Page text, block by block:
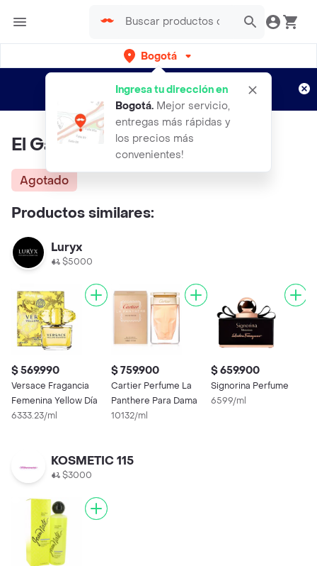
Bogotá
Ingresa tu dirección en
Bogotá. Mejor servicio,
entregas más rápidas y
los precios más
convenientes!
envíos gratis por semanas
Aplican TyC
El Ganso Perfume Ciao B Ella
Agotado
Productos similares:
Luryx
$5000
$ 569.990
Versace Fragancia
Femenina Yellow Día
6333.23/ml
$ 759.900
Cartier Perfume La
Panthere Para Dama
10132/ml
$ 659.900
Signorina Perfume
6599/ml
KOSMETIC 115
$3000